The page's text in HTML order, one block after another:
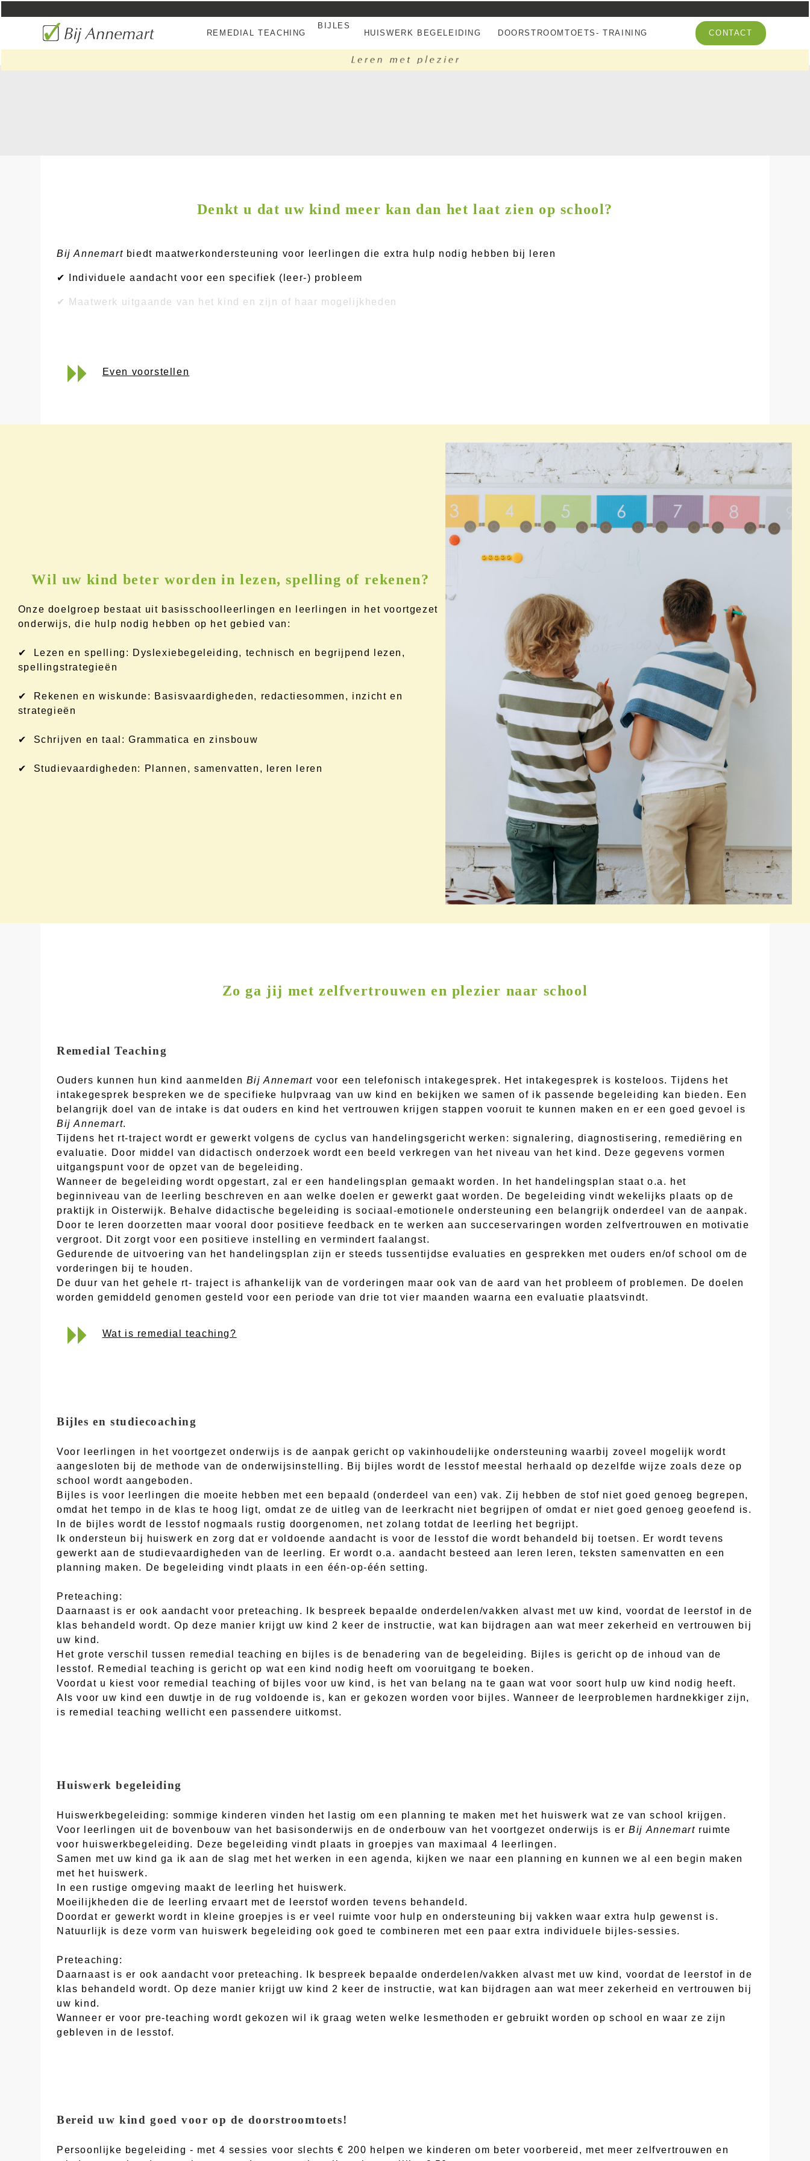
REMEDIAL TEACHING
BIJLES
HUISWERK BEGELEIDING
DOORSTROOMTOETS- TRAINING CONTACT
Denkt u dat uw kind meer kan dan het laat zien op school?
Bij Annemart biedt maatwerkondersteuning voor leerlingen die extra hulp nodig hebben bij leren
✔ Individuele aandacht voor een specifiek (leer-) probleem
✔ Maatwerk uitgaande van het kind en zijn of haar mogelijkheden
Even voorstellen
Wil uw kind beter worden in lezen, spelling of rekenen?
Onze doelgroep bestaat uit basisschoolleerlingen en leerlingen in het voortgezet
onderwijs, die hulp nodig hebben op het gebied van:
✔ Lezen en spelling: Dyslexiebegeleiding, technisch en begrijpend lezen,
spellingstrategieën
✔ Rekenen en wiskunde: Basisvaardigheden, redactiesommen, inzicht en
strategieën
✔ Schrijven en taal: Grammatica en zinsbouw
✔ Studievaardigheden: Plannen, samenvatten, leren leren
Zo ga jij met zelfvertrouwen en plezier naar school
Remedial Teaching
Ouders kunnen hun kind aanmelden Bij Annemart voor een telefonisch intakegesprek. Het intakegesprek is kosteloos. Tijdens het
intakegesprek bespreken we de specifieke hulpvraag van uw kind en bekijken we samen of ik passende begeleiding kan bieden. Een
belangrijk doel van de intake is dat ouders en kind het vertrouwen krijgen stappen vooruit te kunnen maken en er een goed gevoel is
Bij Annemart.
Tijdens het rt-traject wordt er gewerkt volgens de cyclus van handelingsgericht werken: signalering, diagnostisering, remediëring en
evaluatie. Door middel van didactisch onderzoek wordt een beeld verkregen van het niveau van het kind. Deze gegevens vormen
uitgangspunt voor de opzet van de begeleiding.
Wanneer de begeleiding wordt opgestart, zal er een handelingsplan gemaakt worden. In het handelingsplan staat o.a. het
beginniveau van de leerling beschreven en aan welke doelen er gewerkt gaat worden. De begeleiding vindt wekelijks plaats op de
praktijk in Oisterwijk. Behalve didactische begeleiding is sociaal-emotionele ondersteuning een belangrijk onderdeel van de aanpak.
Door te leren doorzetten maar vooral door positieve feedback en te werken aan succeservaringen worden zelfvertrouwen en motivatie
vergroot. Dit zorgt voor een positieve instelling en vermindert faalangst.
Gedurende de uitvoering van het handelingsplan zijn er steeds tussentijdse evaluaties en gesprekken met ouders en/of school om de
vorderingen bij te houden.
De duur van het gehele rt- traject is afhankelijk van de vorderingen maar ook van de aard van het probleem of problemen. De doelen
worden gemiddeld genomen gesteld voor een periode van drie tot vier maanden waarna een evaluatie plaatsvindt.
Wat is remedial teaching?
Bijles en studiecoaching
Voor leerlingen in het voortgezet onderwijs is de aanpak gericht op vakinhoudelijke ondersteuning waarbij zoveel mogelijk wordt
aangesloten bij de methode van de onderwijsinstelling. Bij bijles wordt de lesstof meestal herhaald op dezelfde wijze zoals deze op
school wordt aangeboden.
Bijles is voor leerlingen die moeite hebben met een bepaald (onderdeel van een) vak. Zij hebben de stof niet goed genoeg begrepen,
omdat het tempo in de klas te hoog ligt, omdat ze de uitleg van de leerkracht niet begrijpen of omdat er niet goed genoeg geoefend is.
In de bijles wordt de lesstof nogmaals rustig doorgenomen, net zolang totdat de leerling het begrijpt.
Ik ondersteun bij huiswerk en zorg dat er voldoende aandacht is voor de lesstof die wordt behandeld bij toetsen. Er wordt tevens
gewerkt aan de studievaardigheden van de leerling. Er wordt o.a. aandacht besteed aan leren leren, teksten samenvatten en een
planning maken. De begeleiding vindt plaats in een één-op-één setting.
Preteaching:
Daarnaast is er ook aandacht voor preteaching. Ik bespreek bepaalde onderdelen/vakken alvast met uw kind, voordat de leerstof in de
klas behandeld wordt. Op deze manier krijgt uw kind 2 keer de instructie, wat kan bijdragen aan wat meer zekerheid en vertrouwen bij
uw kind.
Het grote verschil tussen remedial teaching en bijles is de benadering van de begeleiding. Bijles is gericht op de inhoud van de
lesstof. Remedial teaching is gericht op wat een kind nodig heeft om vooruitgang te boeken.
Voordat u kiest voor remedial teaching of bijles voor uw kind, is het van belang na te gaan wat voor soort hulp uw kind nodig heeft.
Als voor uw kind een duwtje in de rug voldoende is, kan er gekozen worden voor bijles. Wanneer de leerproblemen hardnekkiger zijn,
is remedial teaching wellicht een passendere uitkomst.
Huiswerk begeleiding
Huiswerkbegeleiding: sommige kinderen vinden het lastig om een planning te maken met het huiswerk wat ze van school krijgen.
Voor leerlingen uit de bovenbouw van het basisonderwijs en de onderbouw van het voortgezet onderwijs is erBij Annemart ruimte
voor huiswerkbegeleiding. Deze begeleiding vindt plaats in groepjes van maximaal 4 leerlingen.
Samen met uw kind ga ik aan de slag met het werken in een agenda, kijken we naar een planning en kunnen we al een begin maken
met het huiswerk.
In een rustige omgeving maakt de leerling het huiswerk.
Moeilijkheden die de leerling ervaart met de leerstof worden tevens behandeld.
Doordat er gewerkt wordt in kleine groepjes is er veel ruimte voor hulp en ondersteuning bij vakken waar extra hulp gewenst is.
Natuurlijk is deze vorm van huiswerk begeleiding ook goed te combineren met een paar extra individuele bijles-sessies.
Preteaching:
Daarnaast is er ook aandacht voor preteaching. Ik bespreek bepaalde onderdelen/vakken alvast met uw kind, voordat de leerstof in de
klas behandeld wordt. Op deze manier krijgt uw kind 2 keer de instructie, wat kan bijdragen aan wat meer zekerheid en vertrouwen bij
uw kind.
Wanneer er voor pre-teaching wordt gekozen wil ik graag weten welke lesmethoden er gebruikt worden op school en waar ze zijn
gebleven in de lesstof.
Bereid uw kind goed voor op de doorstroomtoets!
Persoonlijke begeleiding - met 4 sessies voor slechts € 200 helpen we kinderen om beter voorbereid, met meer zelfvertrouwen en